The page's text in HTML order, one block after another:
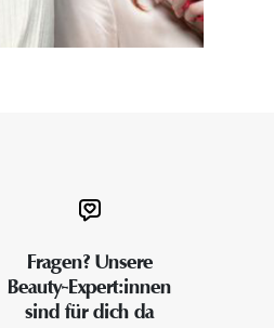
Fragen? Unsere
Beauty-Expert:innen
sind für dich da